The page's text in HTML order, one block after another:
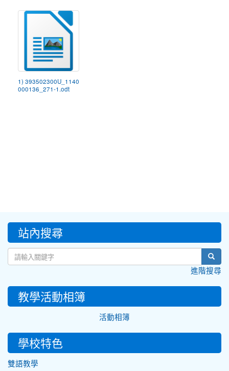
1) 393502300U_1140
000136_271-1.odt
::: 站內搜尋
進階搜尋
教學活動相簿
活動相簿
學校特色
雙語教學